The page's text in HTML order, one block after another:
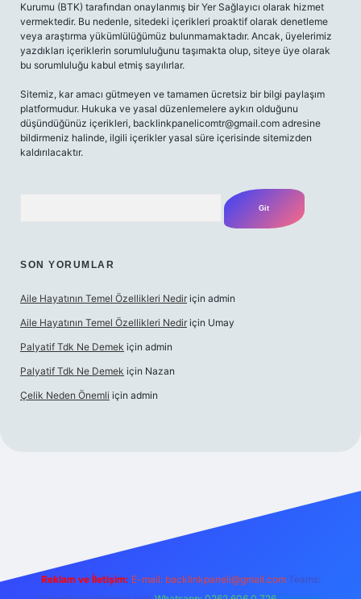
Kurumu (BTK) tarafından onaylanmış bir Yer Sağlayıcı olarak hizmet
vermektedir. Bu nedenle, sitedeki içerikleri proaktif olarak denetleme
veya araştırma yükümlülüğümüz bulunmamaktadır. Ancak, üyelerimiz
yazdıkları içeriklerin sorumluluğunu taşımakta olup, siteye üye olarak
bu sorumluluğu kabul etmiş sayılırlar.
Sitemiz, kar amacı gütmeyen ve tamamen ücretsiz bir bilgi paylaşım
platformudur. Hukuka ve yasal düzenlemelere aykırı olduğunu
düşündüğünüz içerikleri, backlinkpanelicomtr@gmail.com adresine
bildirmeniz halinde, ilgili içerikler yasal süre içerisinde sitemizden
kaldırılacaktır.
SON YORUMLAR
Aile Hayatının Temel Özellikleri Nedir için admin
Aile Hayatının Temel Özellikleri Nedir için Umay
Palyatif Tdk Ne Demek için admin
Palyatif Tdk Ne Demek için Nazan
Çelik Neden Önemli için admin
Reklam ve İletişim: E-mail: backlinkpaneli@gmail.com Teams: